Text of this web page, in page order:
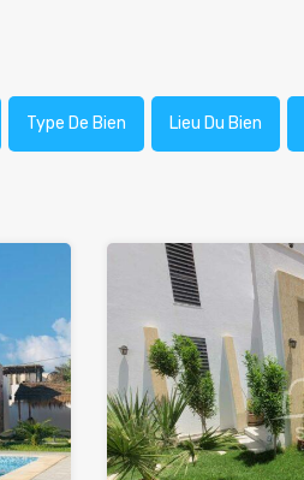
Type De Bien Lieu Du Bien